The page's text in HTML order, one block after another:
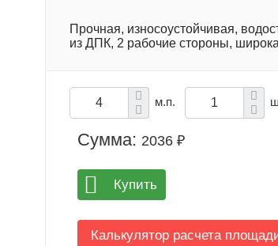
Прочная, износоустойчивая,
из ДПК, 2 рабочие стороны,
м.п.
Сумма: 2036 ₽
Купить
Калькулятор расчета